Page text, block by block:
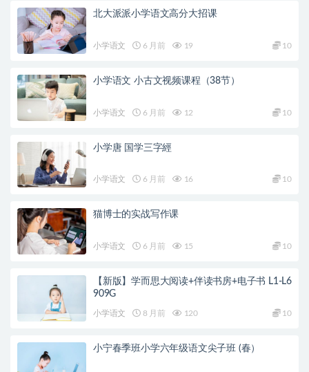
北大派派小学语文高分大招课
小学语文 6 月前 19 10
小学语文 小古文视频课程（38节）
小学语文 6 月前 12 10
小学唐 国学三字經
小学语文 6 月前 16 10
猫博士的实战写作课
小学语文 6 月前 15 10
【新版】学而思大阅读+伴读书房+电子书 L1-L6
909G
小学语文 8 月前 120 10
小宁春季班小学六年级语文尖子班 (春）